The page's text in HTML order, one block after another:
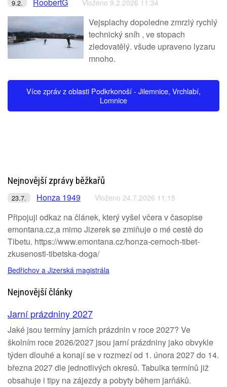
9.2. Vloženo 9.2.2026 11:34
Vejsplachy dopoledne zmrzlý rychlý
technický sníh , ve stopach
zledovatělý. všude upraveno lyzaru
mnoho.
Více zpráv z oblasti Podkrkonoší - Jilemnice, Vrchlabí,
Lomnice
Nejnovější zprávy běžkařů
23.7. Honza 1949 Vloženo 24.7.2026 11:15
Připojuji odkaz na článek, který vyšel včera v časopise
emontana.cz,a mimo Jizerek se zmiňuje o mé cestě do
Tibetu. https://www.emontana.cz/honza-cernoch-tibet-
zkusenosti-tibetska-doga/
Bedřichov a Jizerská magistrála
Nejnovější články
Jarní prázdniny 2027
Jaké jsou termíny jarních prázdnin v roce 2027? Ve
školním roce 2026/2027 jsou jarní prázdniny jako obvykle
týden dlouhé a konají se v rozmezí od 1. února 2027 do 14.
března 2027 dle jednotlivých okresů. Tabulka termínů již
obsahuje i tipy na zájezdy a pobyty během jarňáků.